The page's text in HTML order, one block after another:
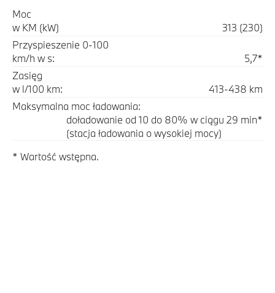
Moc
w KM (kW)
313 (230)
Przyspieszenie 0-100
km/h w s:
5,7*
Zasięg
w l/100 km:
413-438 km
Maksymalna moc ładowania:
doładowanie od 10 do 80% w ciągu 29 min*
(stacja ładowania o wysokiej mocy)
* Wartość wstępna.